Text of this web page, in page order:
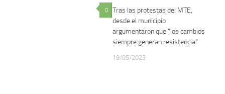
0 Tras las protestas del MTE,
desde el municipio
argumentaron que “los cambios
siempre generan resistencia”
19/05/2023